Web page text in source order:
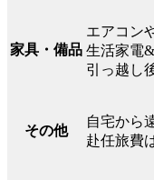
家具・備品
エアコン
生活家電
引っ越し
その他
自宅から
赴任旅費